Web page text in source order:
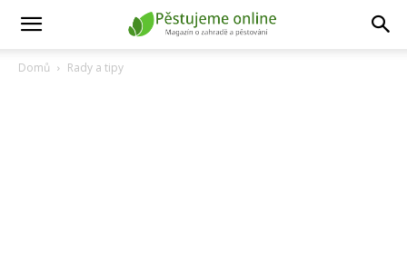
Domů Rady a tipy